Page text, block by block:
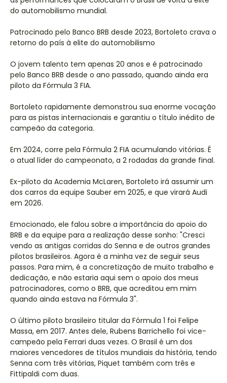
do automobilismo mundial.
Patrocinado pelo Banco BRB desde 2023, Bortoleto crava o
retorno do país à elite do automobilismo
O jovem talento tem apenas 20 anos e é patrocinado
pelo Banco BRB desde o ano passado, quando ainda era
piloto da Fórmula 3 FIA.
Bortoleto rapidamente demonstrou sua enorme vocação
para as pistas internacionais e garantiu o título inédito de
campeão da categoria.
Em 2024, corre pela Fórmula 2 FIA acumulando vitórias. É
o atual líder do campeonato, a 2 rodadas da grande final.
Ex-piloto da Academia McLaren, Bortoleto irá assumir um
dos carros da equipe Sauber em 2025, e que virará Audi
em 2026.
Emocionado, ele falou sobre a importância do apoio do
BRB e da equipe para a realização desse sonho: "Cresci
vendo as antigas corridas do Senna e de outros grandes
pilotos brasileiros. Agora é a minha vez de seguir seus
passos. Para mim, é a concretização de muito trabalho e
dedicação, e não estaria aqui sem o apoio dos meus
patrocinadores, como o BRB, que acreditou em mim
quando ainda estava na Fórmula 3".
O último piloto brasileiro titular da Fórmula 1 foi Felipe
Massa, em 2017. Antes dele, Rubens Barrichello foi vice-
campeão pela Ferrari duas vezes. O Brasil é um dos
maiores vencedores de títulos mundiais da história, tendo
Senna com três vitórias, Piquet também com três e
Fittipaldi com duas.